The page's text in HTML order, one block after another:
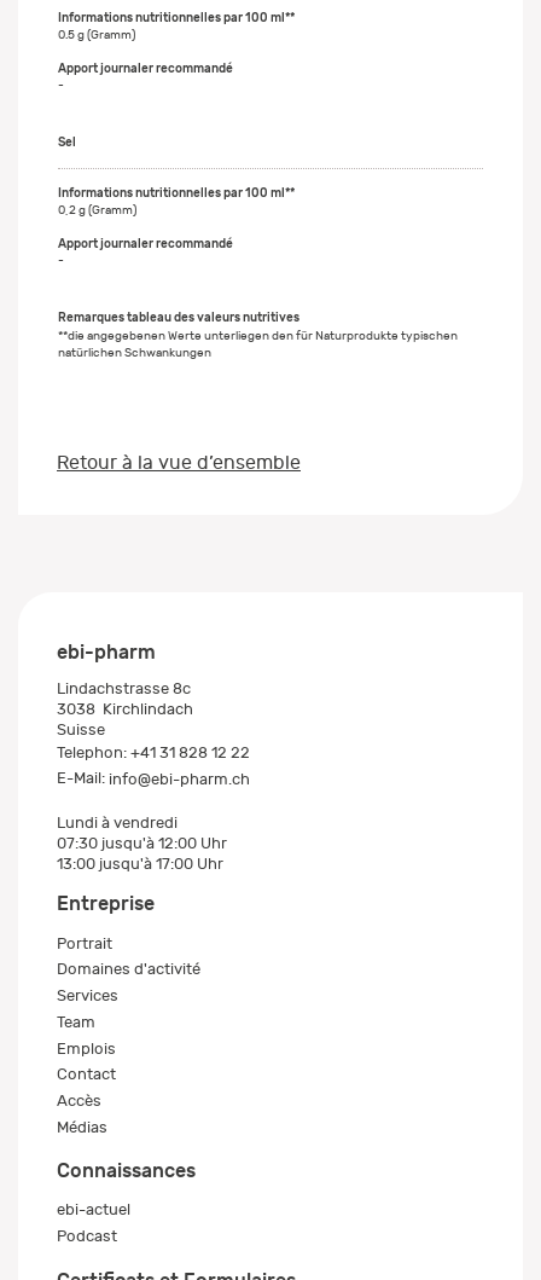
0.5 g (Gramm)
-
Sel
0,2 g (Gramm)
-
Remarques tableau des valeurs nutritives
**die angegebenen Werte unterliegen den für Naturprodukte typischen
natürlichen Schwankungen
Retour à la vue d’ensemble
ebi-pharm
Lindachstrasse 8c
3038 Kirchlindach
Suisse
Telephon: +41 31 828 12 22
E-Mail: info@ebi-pharm.ch
Lundi à vendredi
07:30 jusqu'à 12:00 Uhr
13:00 jusqu'à 17:00 Uhr
Entreprise
Portrait
Domaines d'activité
Services
Team
Emplois
Contact
Accès
Médias
Connaissances
ebi-actuel
Podcast